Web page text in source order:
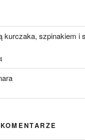
kurczaka, szpinakiem i